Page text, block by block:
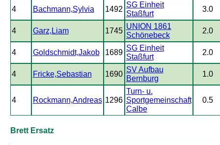
4 Bachmann,Sylvia 1492
SG Einheit
Staßfurt
3.0
4 Garz,Liam 1745
UNION 1861
Schönebeck
2.0
4 Goldschmidt,Jakob 1689
SG Einheit
Staßfurt
2.0
4 Fricke,Sebastian 1690
SV Aufbau
Bernburg
1.0
4 Rockmann,Andreas 1296
Turn- u.
Sportgemeinschaft
Calbe
0.5
Brett Ersatz